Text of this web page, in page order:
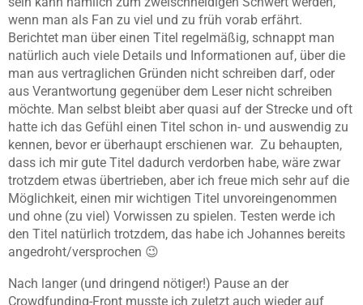
wenn man als Fan zu viel und zu früh vorab erfährt.
Berichtet man über einen Titel regelmäßig, schnappt man
natürlich auch viele Details und Informationen auf, über die
man aus vertraglichen Gründen nicht schreiben darf, oder
aus Verantwortung gegenüber dem Leser nicht schreiben
möchte. Man selbst bleibt aber quasi auf der Strecke und oft
hatte ich das Gefühl einen Titel schon in- und auswendig zu
kennen, bevor er überhaupt erschienen war. Zu behaupten,
dass ich mir gute Titel dadurch verdorben habe, wäre zwar
trotzdem etwas übertrieben, aber ich freue mich sehr auf die
Möglichkeit, einen mir wichtigen Titel unvoreingenommen
und ohne (zu viel) Vorwissen zu spielen. Testen werde ich
den Titel natürlich trotzdem, das habe ich Johannes bereits
angedroht/versprochen 😉
Nach langer (und dringend nötiger!) Pause an der
Crowdfunding-Front musste ich zuletzt auch wieder auf